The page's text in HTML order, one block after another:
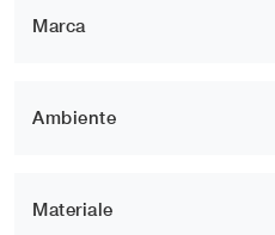
Marca
Ambiente
Materiale